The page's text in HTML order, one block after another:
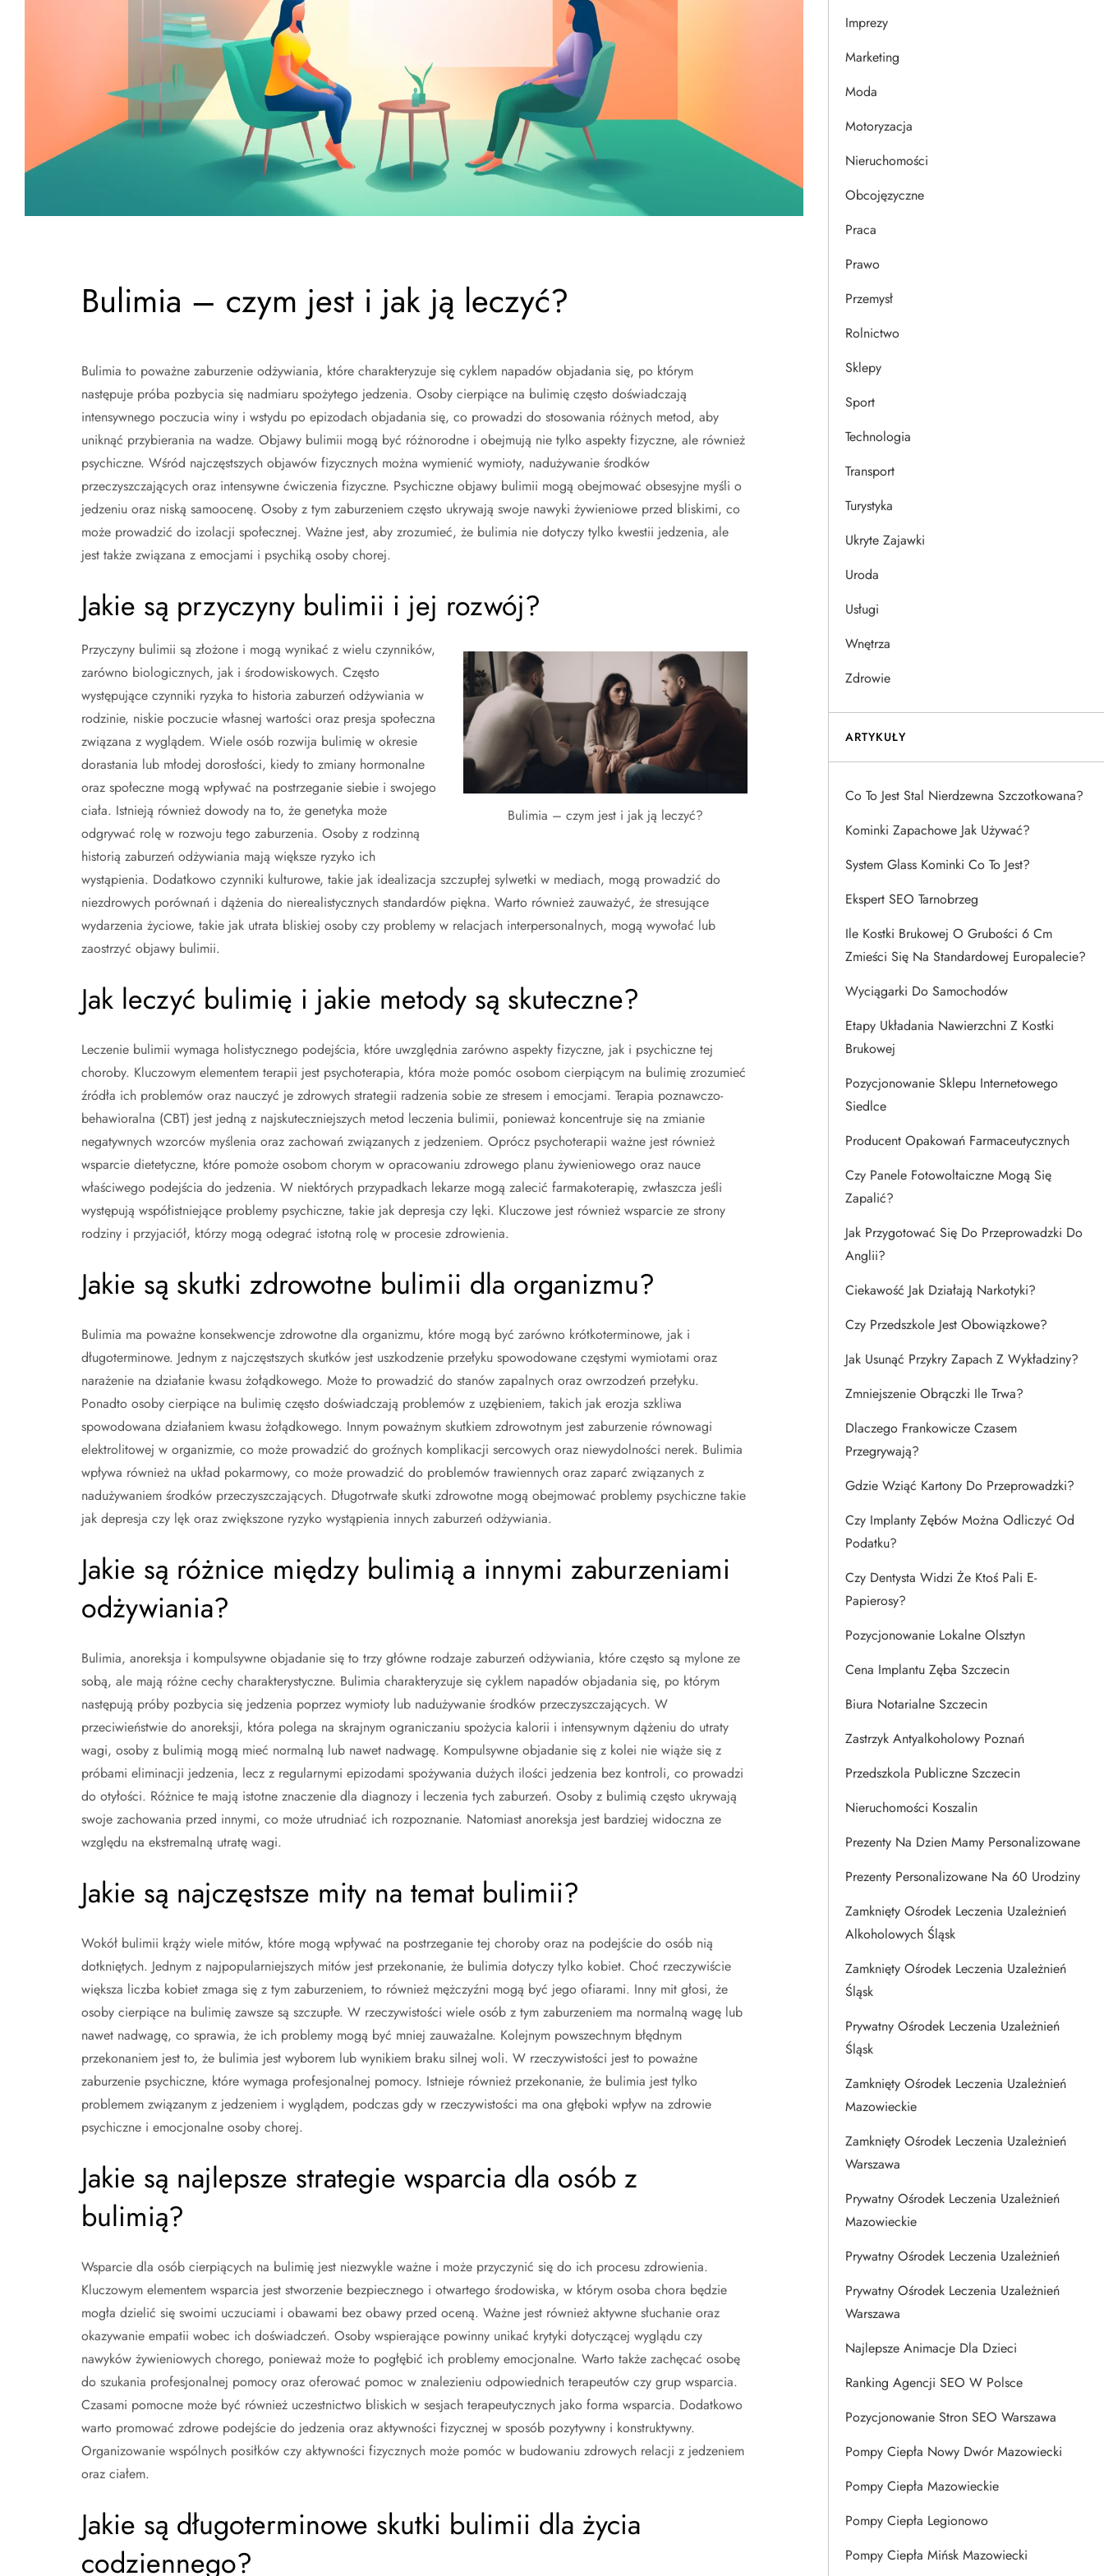
Bulimia – czym jest i jak ją leczyć?
Bulimia to poważne zaburzenie odżywiania, które charakteryzuje się cyklem napadów objadania się, po którym
następuje próba pozbycia się nadmiaru spożytego jedzenia. Osoby cierpiące na bulimię często doświadczają
intensywnego poczucia winy i wstydu po epizodach objadania się, co prowadzi do stosowania różnych metod, aby
uniknąć przybierania na wadze. Objawy bulimii mogą być różnorodne i obejmują nie tylko aspekty fizyczne, ale również
psychiczne. Wśród najczęstszych objawów fizycznych można wymienić wymioty, nadużywanie środków
przeczyszczających oraz intensywne ćwiczenia fizyczne. Psychiczne objawy bulimii mogą obejmować obsesyjne myśli o
jedzeniu oraz niską samoocenę. Osoby z tym zaburzeniem często ukrywają swoje nawyki żywieniowe przed bliskimi, co
może prowadzić do izolacji społecznej. Ważne jest, aby zrozumieć, że bulimia nie dotyczy tylko kwestii jedzenia, ale
jest także związana z emocjami i psychiką osoby chorej.
Jakie są przyczyny bulimii i jej rozwój?
Bulimia – czym jest i jak ją leczyć?
Przyczyny bulimii są złożone i mogą wynikać z wielu czynników,
zarówno biologicznych, jak i środowiskowych. Często
występujące czynniki ryzyka to historia zaburzeń odżywiania w
rodzinie, niskie poczucie własnej wartości oraz presja społeczna
związana z wyglądem. Wiele osób rozwija bulimię w okresie
dorastania lub młodej dorosłości, kiedy to zmiany hormonalne
oraz społeczne mogą wpływać na postrzeganie siebie i swojego
ciała. Istnieją również dowody na to, że genetyka może
odgrywać rolę w rozwoju tego zaburzenia. Osoby z rodzinną
historią zaburzeń odżywiania mają większe ryzyko ich
wystąpienia. Dodatkowo czynniki kulturowe, takie jak idealizacja szczupłej sylwetki w mediach, mogą prowadzić do
niezdrowych porównań i dążenia do nierealistycznych standardów piękna. Warto również zauważyć, że stresujące
wydarzenia życiowe, takie jak utrata bliskiej osoby czy problemy w relacjach interpersonalnych, mogą wywołać lub
zaostrzyć objawy bulimii.
Jak leczyć bulimię i jakie metody są skuteczne?
Leczenie bulimii wymaga holistycznego podejścia, które uwzględnia zarówno aspekty fizyczne, jak i psychiczne tej
choroby. Kluczowym elementem terapii jest psychoterapia, która może pomóc osobom cierpiącym na bulimię zrozumieć
źródła ich problemów oraz nauczyć je zdrowych strategii radzenia sobie ze stresem i emocjami. Terapia poznawczo-
behawioralna (CBT) jest jedną z najskuteczniejszych metod leczenia bulimii, ponieważ koncentruje się na zmianie
negatywnych wzorców myślenia oraz zachowań związanych z jedzeniem. Oprócz psychoterapii ważne jest również
wsparcie dietetyczne, które pomoże osobom chorym w opracowaniu zdrowego planu żywieniowego oraz nauce
właściwego podejścia do jedzenia. W niektórych przypadkach lekarze mogą zalecić farmakoterapię, zwłaszcza jeśli
występują współistniejące problemy psychiczne, takie jak depresja czy lęki. Kluczowe jest również wsparcie ze strony
rodziny i przyjaciół, którzy mogą odegrać istotną rolę w procesie zdrowienia.
Jakie są skutki zdrowotne bulimii dla organizmu?
Bulimia ma poważne konsekwencje zdrowotne dla organizmu, które mogą być zarówno krótkoterminowe, jak i
długoterminowe. Jednym z najczęstszych skutków jest uszkodzenie przełyku spowodowane częstymi wymiotami oraz
narażenie na działanie kwasu żołądkowego. Może to prowadzić do stanów zapalnych oraz owrzodzeń przełyku.
Ponadto osoby cierpiące na bulimię często doświadczają problemów z uzębieniem, takich jak erozja szkliwa
spowodowana działaniem kwasu żołądkowego. Innym poważnym skutkiem zdrowotnym jest zaburzenie równowagi
elektrolitowej w organizmie, co może prowadzić do groźnych komplikacji sercowych oraz niewydolności nerek. Bulimia
wpływa również na układ pokarmowy, co może prowadzić do problemów trawiennych oraz zaparć związanych z
nadużywaniem środków przeczyszczających. Długotrwałe skutki zdrowotne mogą obejmować problemy psychiczne takie
jak depresja czy lęk oraz zwiększone ryzyko wystąpienia innych zaburzeń odżywiania.
Jakie są różnice między bulimią a innymi zaburzeniami
odżywiania?
Bulimia, anoreksja i kompulsywne objadanie się to trzy główne rodzaje zaburzeń odżywiania, które często są mylone ze
sobą, ale mają różne cechy charakterystyczne. Bulimia charakteryzuje się cyklem napadów objadania się, po którym
następują próby pozbycia się jedzenia poprzez wymioty lub nadużywanie środków przeczyszczających. W
przeciwieństwie do anoreksji, która polega na skrajnym ograniczaniu spożycia kalorii i intensywnym dążeniu do utraty
wagi, osoby z bulimią mogą mieć normalną lub nawet nadwagę. Kompulsywne objadanie się z kolei nie wiąże się z
próbami eliminacji jedzenia, lecz z regularnymi epizodami spożywania dużych ilości jedzenia bez kontroli, co prowadzi
do otyłości. Różnice te mają istotne znaczenie dla diagnozy i leczenia tych zaburzeń. Osoby z bulimią często ukrywają
swoje zachowania przed innymi, co może utrudniać ich rozpoznanie. Natomiast anoreksja jest bardziej widoczna ze
względu na ekstremalną utratę wagi.
Jakie są najczęstsze mity na temat bulimii?
Wokół bulimii krąży wiele mitów, które mogą wpływać na postrzeganie tej choroby oraz na podejście do osób nią
dotkniętych. Jednym z najpopularniejszych mitów jest przekonanie, że bulimia dotyczy tylko kobiet. Choć rzeczywiście
większa liczba kobiet zmaga się z tym zaburzeniem, to również mężczyźni mogą być jego ofiarami. Inny mit głosi, że
osoby cierpiące na bulimię zawsze są szczupłe. W rzeczywistości wiele osób z tym zaburzeniem ma normalną wagę lub
nawet nadwagę, co sprawia, że ich problemy mogą być mniej zauważalne. Kolejnym powszechnym błędnym
przekonaniem jest to, że bulimia jest wyborem lub wynikiem braku silnej woli. W rzeczywistości jest to poważne
zaburzenie psychiczne, które wymaga profesjonalnej pomocy. Istnieje również przekonanie, że bulimia jest tylko
problemem związanym z jedzeniem i wyglądem, podczas gdy w rzeczywistości ma ona głęboki wpływ na zdrowie
psychiczne i emocjonalne osoby chorej.
Jakie są najlepsze strategie wsparcia dla osób z
bulimią?
Wsparcie dla osób cierpiących na bulimię jest niezwykle ważne i może przyczynić się do ich procesu zdrowienia.
Kluczowym elementem wsparcia jest stworzenie bezpiecznego i otwartego środowiska, w którym osoba chora będzie
mogła dzielić się swoimi uczuciami i obawami bez obawy przed oceną. Ważne jest również aktywne słuchanie oraz
okazywanie empatii wobec ich doświadczeń. Osoby wspierające powinny unikać krytyki dotyczącej wyglądu czy
nawyków żywieniowych chorego, ponieważ może to pogłębić ich problemy emocjonalne. Warto także zachęcać osobę
do szukania profesjonalnej pomocy oraz oferować pomoc w znalezieniu odpowiednich terapeutów czy grup wsparcia.
Czasami pomocne może być również uczestnictwo bliskich w sesjach terapeutycznych jako forma wsparcia. Dodatkowo
warto promować zdrowe podejście do jedzenia oraz aktywności fizycznej w sposób pozytywny i konstruktywny.
Organizowanie wspólnych posiłków czy aktywności fizycznych może pomóc w budowaniu zdrowych relacji z jedzeniem
oraz ciałem.
Jakie są długoterminowe skutki bulimii dla życia
codziennego?
Imprezy
Marketing
Moda
Motoryzacja
Nieruchomości
Obcojęzyczne
Praca
Prawo
Przemysł
Rolnictwo
Sklepy
Sport
Technologia
Transport
Turystyka
Ukryte Zajawki
Uroda
Usługi
Wnętrza
Zdrowie
ARTYKUŁY
Co To Jest Stal Nierdzewna Szczotkowana?
Kominki Zapachowe Jak Używać?
System Glass Kominki Co To Jest?
Ekspert SEO Tarnobrzeg
Ile Kostki Brukowej O Grubości 6 Cm
Zmieści Się Na Standardowej Europalecie?
Wyciągarki Do Samochodów
Etapy Układania Nawierzchni Z Kostki
Brukowej
Pozycjonowanie Sklepu Internetowego
Siedlce
Producent Opakowań Farmaceutycznych
Czy Panele Fotowoltaiczne Mogą Się
Zapalić?
Jak Przygotować Się Do Przeprowadzki Do
Anglii?
Ciekawość Jak Działają Narkotyki?
Czy Przedszkole Jest Obowiązkowe?
Jak Usunąć Przykry Zapach Z Wykładziny?
Zmniejszenie Obrączki Ile Trwa?
Dlaczego Frankowicze Czasem
Przegrywają?
Gdzie Wziąć Kartony Do Przeprowadzki?
Czy Implanty Zębów Można Odliczyć Od
Podatku?
Czy Dentysta Widzi Że Ktoś Pali E-
Papierosy?
Pozycjonowanie Lokalne Olsztyn
Cena Implantu Zęba Szczecin
Biura Notarialne Szczecin
Zastrzyk Antyalkoholowy Poznań
Przedszkola Publiczne Szczecin
Nieruchomości Koszalin
Prezenty Na Dzien Mamy Personalizowane
Prezenty Personalizowane Na 60 Urodziny
Zamknięty Ośrodek Leczenia Uzależnień
Alkoholowych Śląsk
Zamknięty Ośrodek Leczenia Uzależnień
Śląsk
Prywatny Ośrodek Leczenia Uzależnień
Śląsk
Zamknięty Ośrodek Leczenia Uzależnień
Mazowieckie
Zamknięty Ośrodek Leczenia Uzależnień
Warszawa
Prywatny Ośrodek Leczenia Uzależnień
Mazowieckie
Prywatny Ośrodek Leczenia Uzależnień
Prywatny Ośrodek Leczenia Uzależnień
Warszawa
Najlepsze Animacje Dla Dzieci
Ranking Agencji SEO W Polsce
Pozycjonowanie Stron SEO Warszawa
Pompy Ciepła Nowy Dwór Mazowiecki
Pompy Ciepła Mazowieckie
Pompy Ciepła Legionowo
Pompy Ciepła Mińsk Mazowiecki